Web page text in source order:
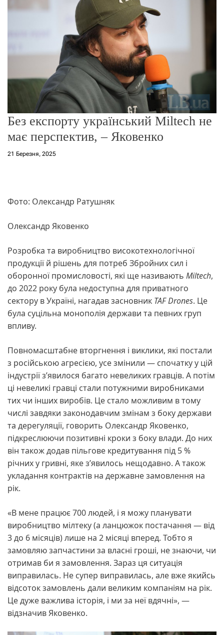
Без експорту український Miltech не
має перспектив, – Яковенко
21 Березня, 2025
Фото: Олександр Ратушняк
Олександр Яковенко
Розробка та виробництво високотехнологічної
продукції й рішень для потреб Збройних сил і
оборонної промисловості, які ще називають Miltech,
до 2022 року була недоступна для приватного
сектору в Україні, нагадав засновник TAF Drones. Це
була суцільна монополія держави та певних груп
впливу.
Повномасштабне вторгнення і виклики, які постали
з російською агресією, усе змінили — спочатку у цій
індустрії з’явилося багато невеликих гравців. А потім
ці невеликі гравці стали потужними виробниками
тих чи інших виробів. Це стало можливим в тому
числі завдяки законодавчим змінам з боку держави
та дерегуляції, говорить Олександр Яковенко,
підкреслюючи позитивні кроки з боку влади. До них
він також додав пільгове кредитування під 5 %
річних у гривні, яке з’явилось нещодавно. А також
укладання контрактів на державне замовлення на
рік.
«В мене працює 700 людей, і я можу планувати
виробництво мілтеку (а ланцюжок постачання — від
3 до 6 місяців) лише на 2 місяці вперед. Тобто я
замовляю запчастини за власні гроші, не знаючи, чи
отримав би я замовлення. Зараз ця ситуація
виправилась. Не супер виправилась, але вже якийсь
відсоток замовлень дали великим компаніям на рік.
Це дуже важлива історія, і ми за неї вдячні», —
відзначив Яковенко.